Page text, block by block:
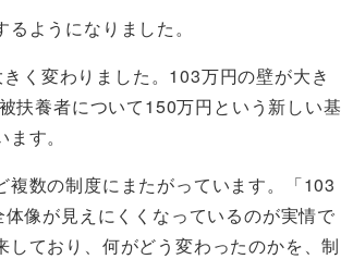
ようになりました。
く変わりました。103万円の壁が大き
扶養者について150万円という新しい基
す。
複数の制度にまたがっています。「103
像が見えにくくなっているのが実情で
ており、何がどう変わったのかを、制